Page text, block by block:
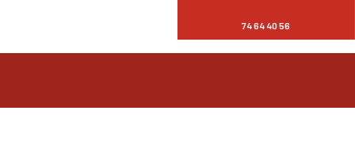
74 64 40 56